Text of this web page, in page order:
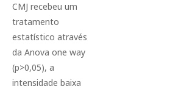
CMJ recebeu um
tratamento
estatístico através
da Anova one way
(p>0,05), a
intensidade baixa